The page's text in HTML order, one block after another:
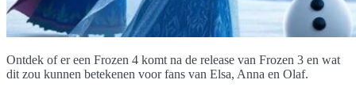
Ontdek of er een Frozen 4 komt na de release van Frozen 3 en wat
dit zou kunnen betekenen voor fans van Elsa, Anna en Olaf.